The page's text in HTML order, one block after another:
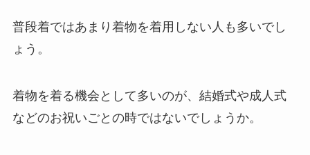
普段着ではあまり着物を着用しない人も多いでし
ょう。
着物を着る機会として多いのが、結婚式や成人式
などのお祝いごとの時ではないでしょうか。